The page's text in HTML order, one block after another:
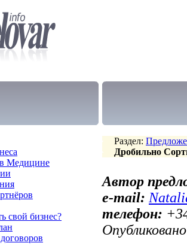
Медицине
свой бизнес?
Раздел:
Дробильно
Автор
e-mail:
телефон: